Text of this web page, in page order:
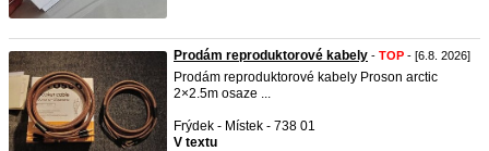
Prodám reproduktorové kabely - TOP - [6.8. 2026]
Prodám reproduktorové kabely Proson arctic
2×2.5m osaze ...
Frýdek - Místek - 738 01
V textu